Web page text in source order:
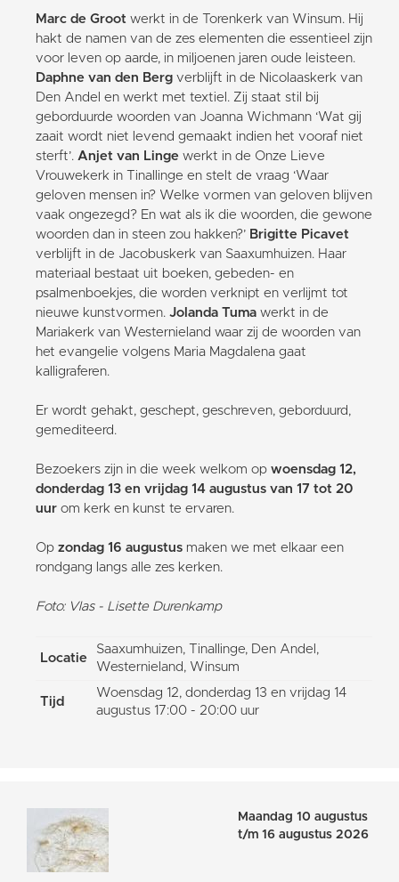
Marc de Groot werkt in de Torenkerk van Winsum. Hij
hakt de namen van de zes elementen die essentieel zijn
voor leven op aarde, in miljoenen jaren oude leisteen.
Daphne van den Berg verblijft in de Nicolaaskerk van
Den Andel en werkt met textiel. Zij staat stil bij
geborduurde woorden van Joanna Wichmann ‘Wat gij
zaait wordt niet levend gemaakt indien het vooraf niet
sterft’. Anjet van Linge werkt in de Onze Lieve
Vrouwekerk in Tinallinge en stelt de vraag ‘Waar
geloven mensen in? Welke vormen van geloven blijven
vaak ongezegd? En wat als ik die woorden, die gewone
woorden dan in steen zou hakken?’ Brigitte Picavet
verblijft in de Jacobuskerk van Saaxumhuizen. Haar
materiaal bestaat uit boeken, gebeden- en
psalmenboekjes, die worden verknipt en verlijmt tot
nieuwe kunstvormen. Jolanda Tuma werkt in de
Mariakerk van Westernieland waar zij de woorden van
het evangelie volgens Maria Magdalena gaat
kalligraferen.
Er wordt gehakt, geschept, geschreven, geborduurd,
gemediteerd.
Bezoekers zijn in die week welkom op woensdag 12,
donderdag 13 en vrijdag 14 augustus van 17 tot 20
uur om kerk en kunst te ervaren.
Op zondag 16 augustus maken we met elkaar een
rondgang langs alle zes kerken.
Foto: Vlas - Lisette Durenkamp
Locatie
Saaxumhuizen, Tinallinge, Den Andel,
Westernieland, Winsum
Tijd
Woensdag 12, donderdag 13 en vrijdag 14
augustus 17:00 - 20:00 uur
Maandag 10 augustus
t/m 16 augustus 2026